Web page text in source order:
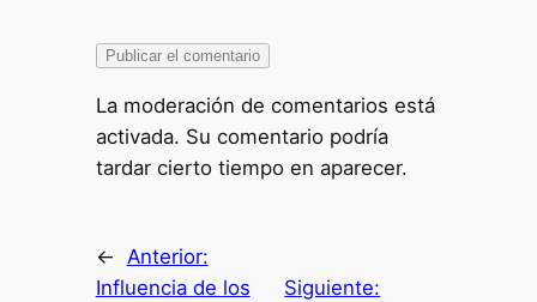
La moderación de comentarios está
activada. Su comentario podría
tardar cierto tiempo en aparecer.
← Anterior:
Influencia de los
Siguiente: